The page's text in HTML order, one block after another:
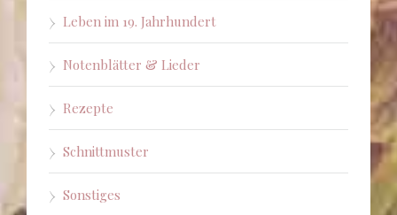
Leben im 19. Jahrhundert
Notenblätter & Lieder
Rezepte
Schnittmuster
Sonstiges